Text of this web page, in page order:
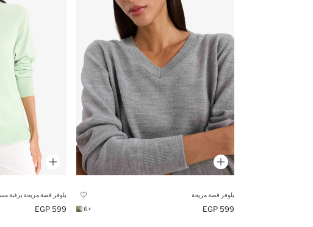
بلوفر قصة مريحة
599 EGP
+6
بلوفر قصة مريحة برقبة
599 EGP